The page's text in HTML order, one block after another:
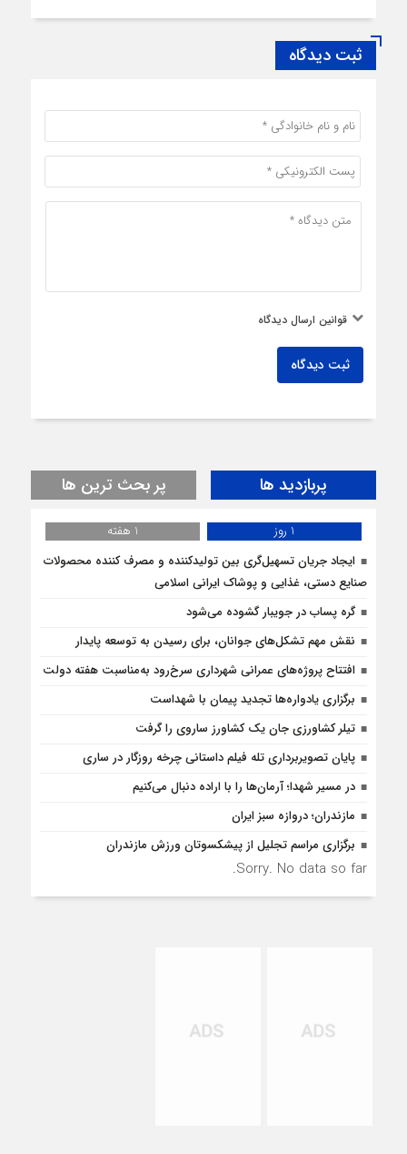
ثبت دیدگاه
قوانین ارسال دیدگاه
ثبت دیدگاه
پربازدید ها پر بحث ترین ها
1 روز
1 هفته
ایجاد جریان تسهیل‌گری بین تولیدکننده و مصرف کننده محصولات
صنایع دستی، غذایی و پوشاک ایرانی اسلامی
گره پساب در جویبار گشوده می‌شود
نقش مهم تشکل‌های جوانان، برای رسیدن به توسعه پایدار
افتتاح پروژه‌های عمرانی شهرداری سرخ‌رود به‌مناسبت هفته دولت
برگزاری یادواره‌ها تجدید پیمان با شهداست
تيلر كشاورزی جان یک کشاورز ساروی را گرفت
پایان تصویربرداری تله فیلم داستانی چرخه روزگار در ساری
در مسیر شهدا؛ آرمان‌ها را با اراده دنبال می‌کنیم
مازندران؛ دروازه سبز ایران
برگزاری مراسم تجلیل از پیشکسوتان ورزش مازندران
Sorry. No data so far.